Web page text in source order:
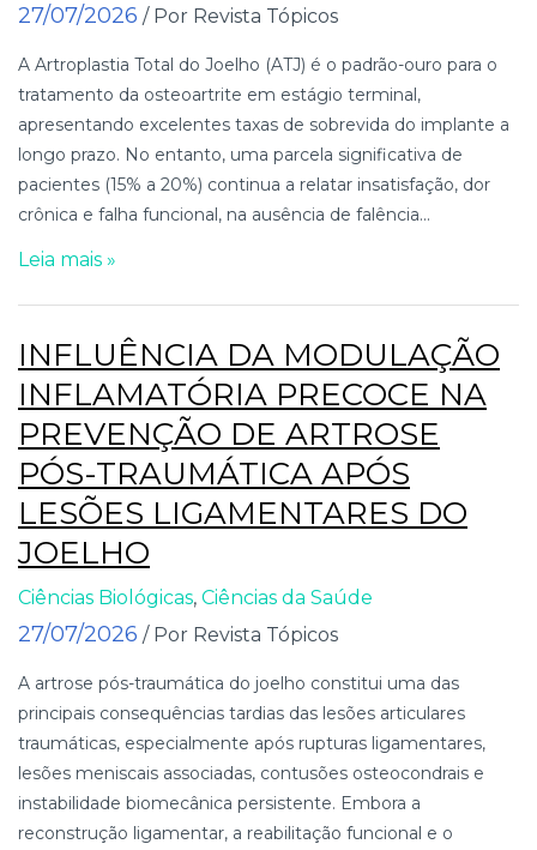
27/07/2026 / Por Revista Tópicos
A Artroplastia Total do Joelho (ATJ) é o padrão-ouro para o
tratamento da osteoartrite em estágio terminal,
apresentando excelentes taxas de sobrevida do implante a
longo prazo. No entanto, uma parcela significativa de
pacientes (15% a 20%) continua a relatar insatisfação, dor
crônica e falha funcional, na ausência de falência...
Leia mais »
INFLUÊNCIA DA MODULAÇÃO
INFLAMATÓRIA PRECOCE NA
PREVENÇÃO DE ARTROSE
PÓS-TRAUMÁTICA APÓS
LESÕES LIGAMENTARES DO
JOELHO
Ciências Biológicas, Ciências da Saúde
27/07/2026 / Por Revista Tópicos
A artrose pós-traumática do joelho constitui uma das
principais consequências tardias das lesões articulares
traumáticas, especialmente após rupturas ligamentares,
lesões meniscais associadas, contusões osteocondrais e
instabilidade biomecânica persistente. Embora a
reconstrução ligamentar, a reabilitação funcional e o